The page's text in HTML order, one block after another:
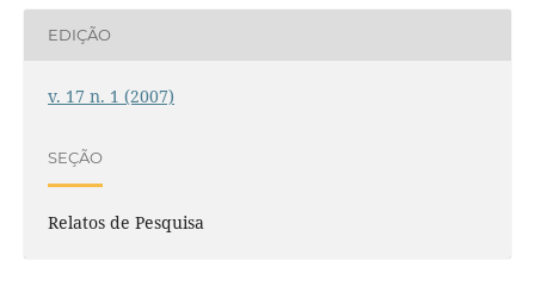
EDIÇÃO
v. 17 n. 1 (2007)
SEÇÃO
Relatos de Pesquisa